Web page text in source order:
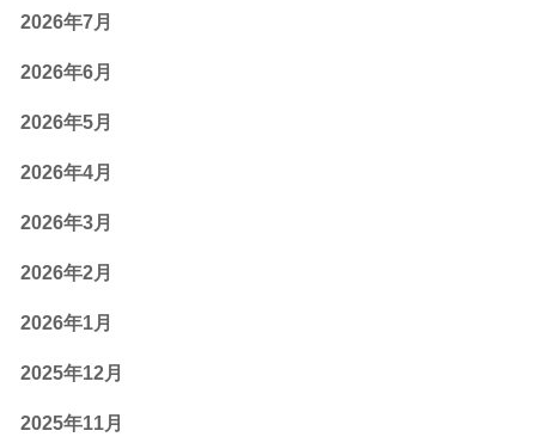
2026年7月
2026年6月
2026年5月
2026年4月
2026年3月
2026年2月
2026年1月
2025年12月
2025年11月